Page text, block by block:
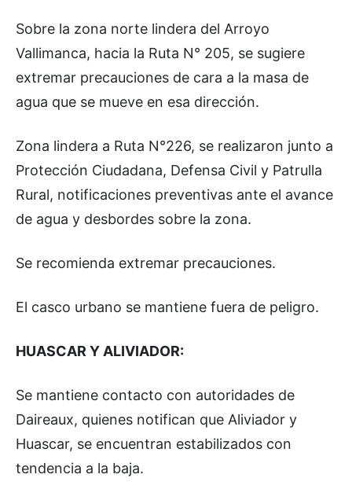
Sobre la zona norte lindera del Arroyo
Vallimanca, hacia la Ruta N° 205, se sugiere
extremar precauciones de cara a la masa de
agua que se mueve en esa dirección.
Zona lindera a Ruta N°226, se realizaron junto a
Protección Ciudadana, Defensa Civil y Patrulla
Rural, notificaciones preventivas ante el avance
de agua y desbordes sobre la zona.
Se recomienda extremar precauciones.
El casco urbano se mantiene fuera de peligro.
HUASCAR Y ALIVIADOR:
Se mantiene contacto con autoridades de
Daireaux, quienes notifican que Aliviador y
Huascar, se encuentran estabilizados con
tendencia a la baja.